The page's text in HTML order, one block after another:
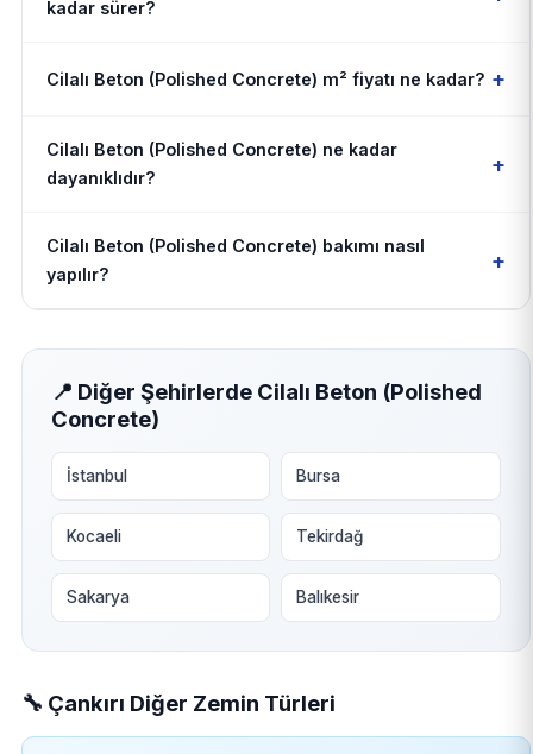
kadar sürer?
Cilalı Beton (Polished Concrete) m² fiyatı ne kadar? +
Cilalı Beton (Polished Concrete) ne kadar
dayanıklıdır?
+
Cilalı Beton (Polished Concrete) bakımı nasıl
yapılır?
+
📍 Diğer Şehirlerde Cilalı Beton (Polished
Concrete)
İstanbul Bursa
Kocaeli Tekirdağ
Sakarya Balıkesir
🔧 Çankırı Diğer Zemin Türleri